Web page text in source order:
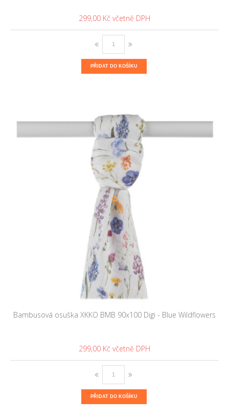
299,00 Kč
PŘIDAT DO KOŠÍKU
Bambusová osuška XKKO BMB 90x100 Digi - Blue Wildflowers
299,00 Kč
PŘIDAT DO KOŠÍKU